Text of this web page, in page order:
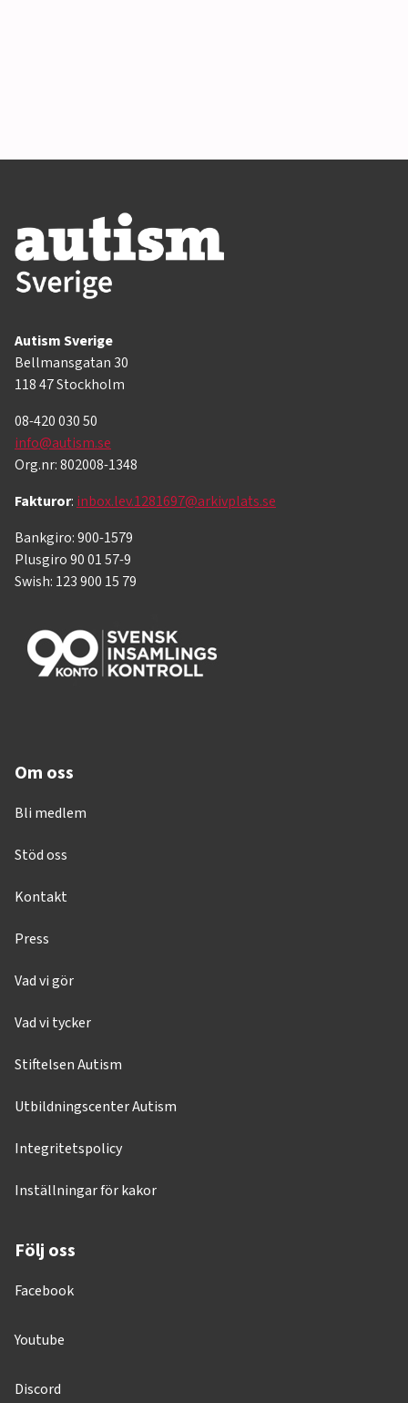
Autism Sverige
Bellmansgatan 30
118 47 Stockholm
08-420 030 50
info@autism.se
Org.nr: 802008-1348
Fakturor: inbox.lev.1281697@arkivplats.se
Bankgiro: 900-1579
Plusgiro 90 01 57-9
Swish: 123 900 15 79
Om oss
Bli medlem
Stöd oss
Kontakt
Press
Vad vi gör
Vad vi tycker
Stiftelsen Autism
Utbildningscenter Autism
Integritetspolicy
Inställningar för kakor
Följ oss
Facebook
Youtube
Discord